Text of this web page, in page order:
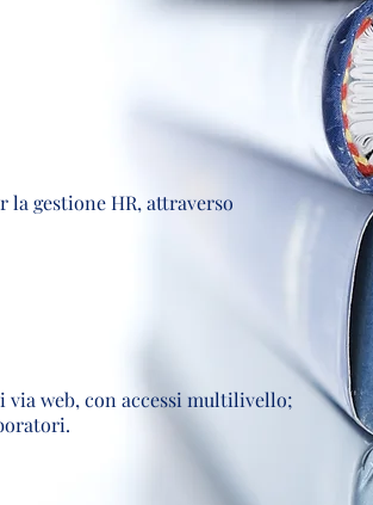
gestione HR, attraverso
via web, con accessi multilivello;